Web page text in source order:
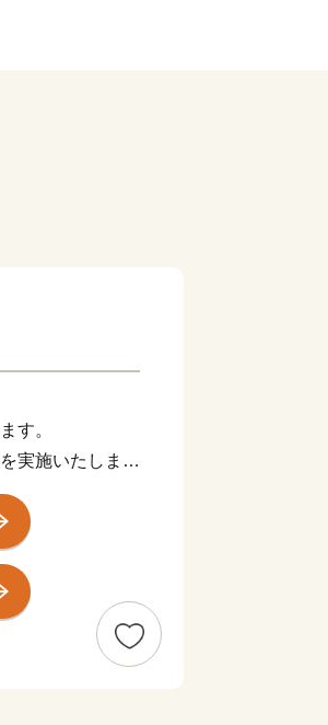
す。
実施いたしま
から一定期
開を予定して
しくお願い申し